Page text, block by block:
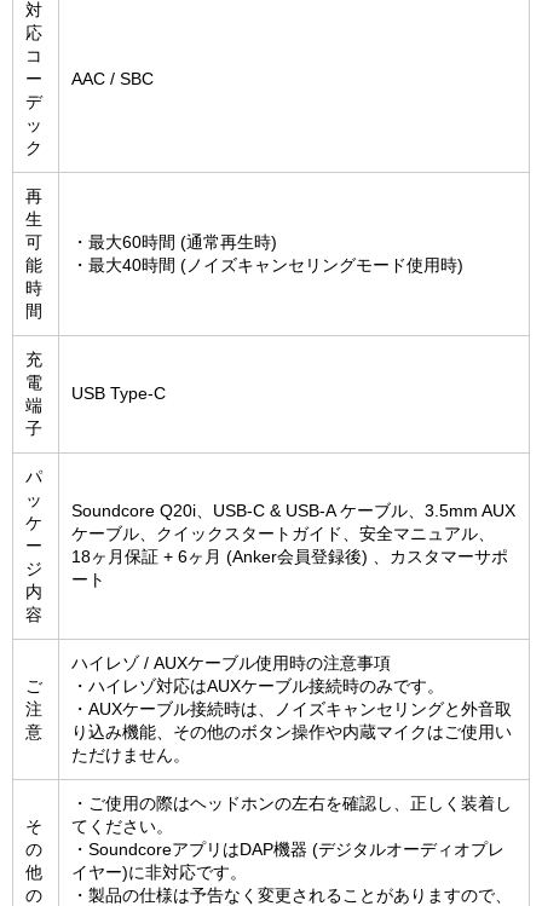
対
応
コ
ー
デ
ッ
ク
AAC / SBC
再
生
可
能
時
間
・最大60時間 (通常再生時)
・最大40時間 (ノイズキャンセリングモード使用時)
充
電
端
子
USB Type-C
パ
ッ
ケ
ー
ジ
内
容
Soundcore Q20i、USB-C & USB-A ケーブル、3.5mm AUX
ケーブル、クイックスタートガイド、安全マニュアル、
18ヶ月保証 + 6ヶ月 (Anker会員登録後) 、カスタマーサポ
ート
ご
注
意
ハイレゾ / AUXケーブル使用時の注意事項
・ハイレゾ対応はAUXケーブル接続時のみです。
・AUXケーブル接続時は、ノイズキャンセリングと外音取
り込み機能、その他のボタン操作や内蔵マイクはご使用い
ただけません。
そ
の
他
の
・ご使用の際はヘッドホンの左右を確認し、正しく装着し
てください。
・SoundcoreアプリはDAP機器 (デジタルオーディオプレ
イヤー)に非対応です。
・製品の仕様は予告なく変更されることがありますので、